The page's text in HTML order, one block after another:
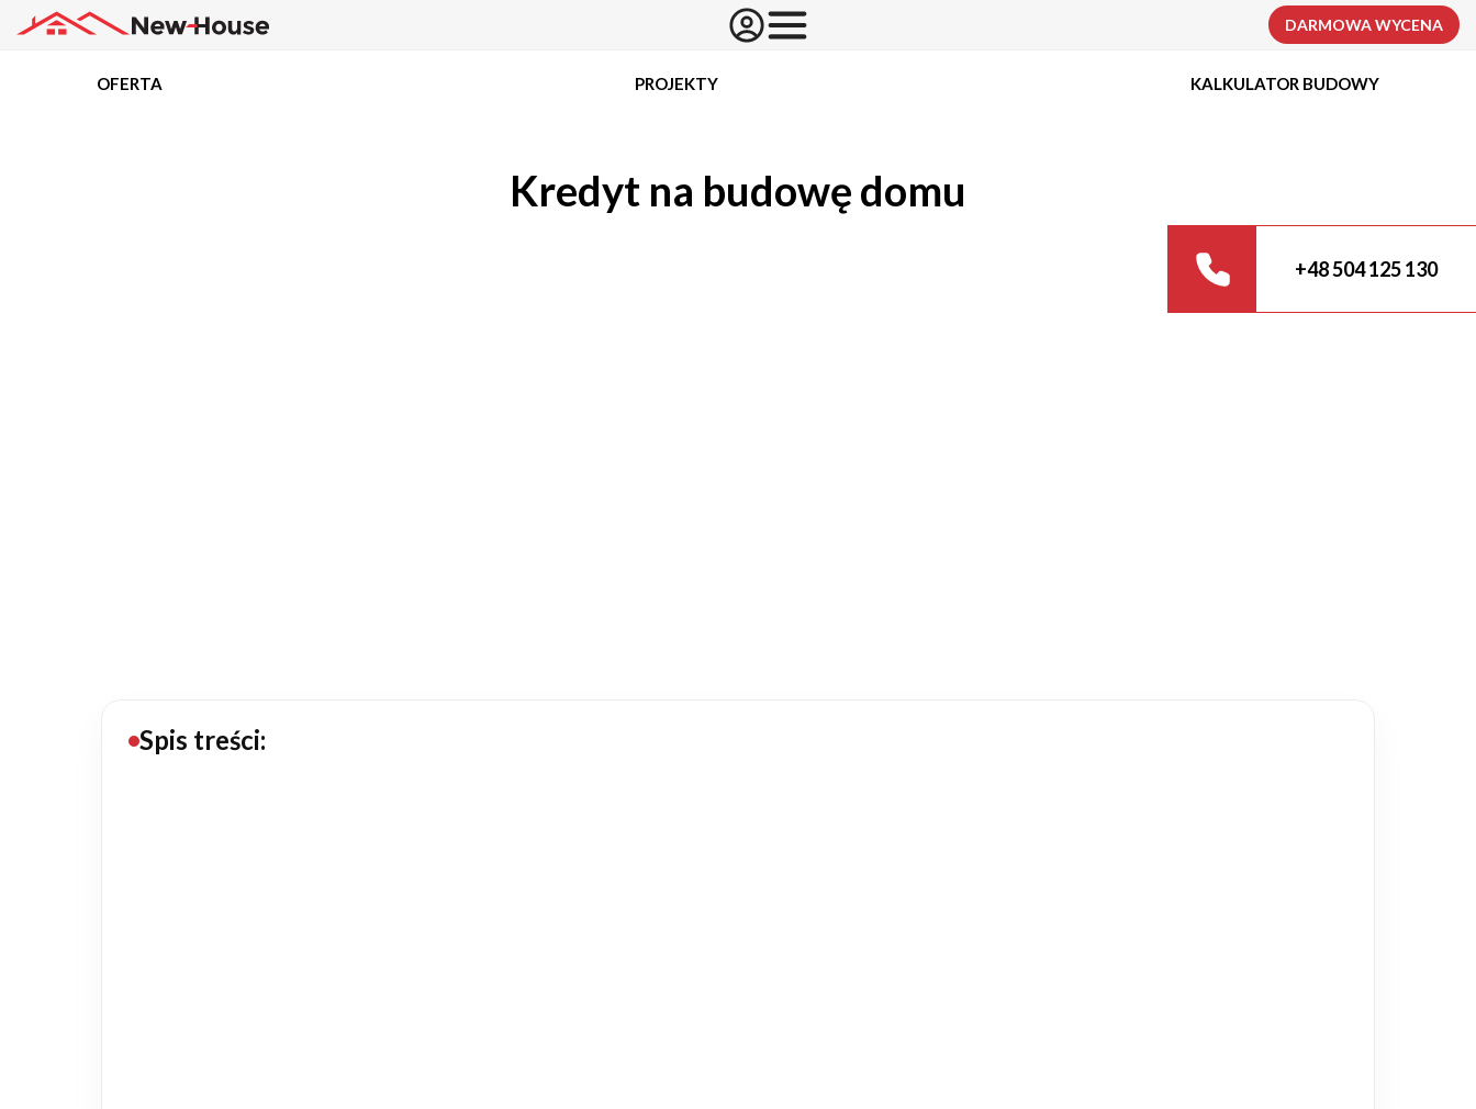
Rezydencje
DARMOWA WYCENA
OFERTA PROJEKTY KALKULATOR BUDOWY
Kredyt na budowę domu
+48 504 125 130
Spis treści: